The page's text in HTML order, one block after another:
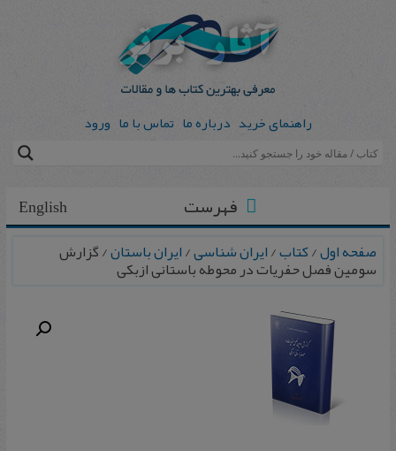
راهنمای خرید درباره ما تماس با ما ورود
English فهرست
صفحه اول/کتاب/ایران شناسی/ایران باستان/ گزارش
سومین فصل حفریات در محوطه باستانی ازبکی